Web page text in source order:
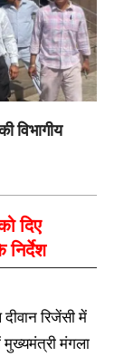
विभागीय
दिए
रिजेंसी में
मंगला